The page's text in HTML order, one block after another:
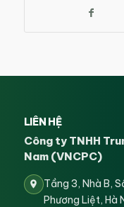
LIÊN HỆ
Công ty TNHH
Nam (VNCPC)
Tầng 3, Nhà B,
Phương Liệt, Hà